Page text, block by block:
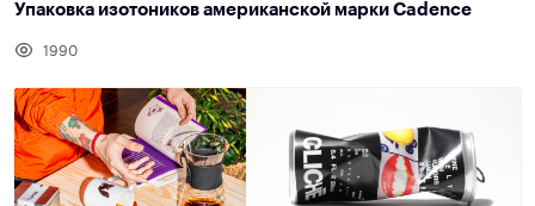
Упаковка изотоников американской марки Cadence
1990